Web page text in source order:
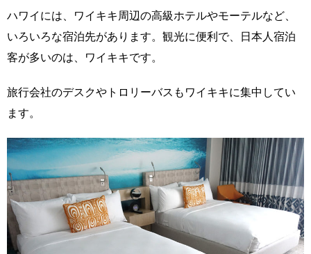
ハワイには、ワイキキ周辺の高級ホテルやモーテルなど、
いろいろな宿泊先があります。観光に便利で、日本人宿泊
客が多いのは、ワイキキです。
旅行会社のデスクやトロリーバスもワイキキに集中してい
ます。